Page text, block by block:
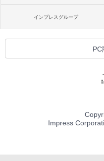
インプレスグループ
PC
Impress